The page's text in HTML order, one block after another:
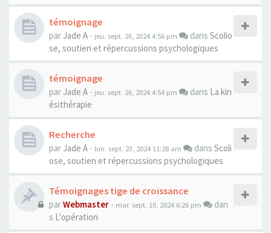
témoignage
par Jade A - jeu. sept. 26, 2024 4:56 pm dans Scolio
se, soutien et répercussions psychologiques
témoignage
par Jade A - jeu. sept. 26, 2024 4:54 pm dans La kin
ésithérapie
Recherche
par Jade A - lun. sept. 23, 2024 11:28 am dans Scoli
ose, soutien et répercussions psychologiques
Témoignages tige de croissance
parWebmaster - mar. sept. 10, 2024 6:26 pm
dan
s L'opération